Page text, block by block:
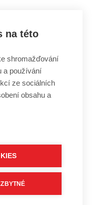
na této
shromažďování
a používání
ze sociálních
obsahu a